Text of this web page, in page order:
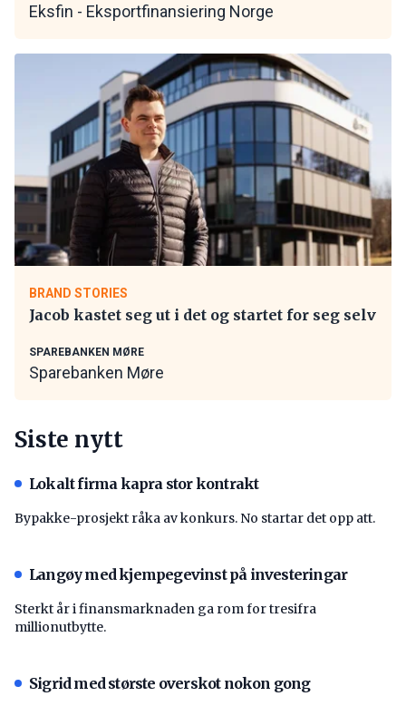
Eksfin - Eksportfinansiering Norge
BRAND STORIES
Jacob kastet seg ut i det og startet for seg selv
SPAREBANKEN MØRE
Sparebanken Møre
Siste nytt
Lokalt firma kapra stor kontrakt
Bypakke-prosjekt råka av konkurs. No startar det opp att.
Langøy med kjempegevinst på investeringar
Sterkt år i finansmarknaden ga rom for tresifra
millionutbytte.
Sigrid med største overskot nokon gong